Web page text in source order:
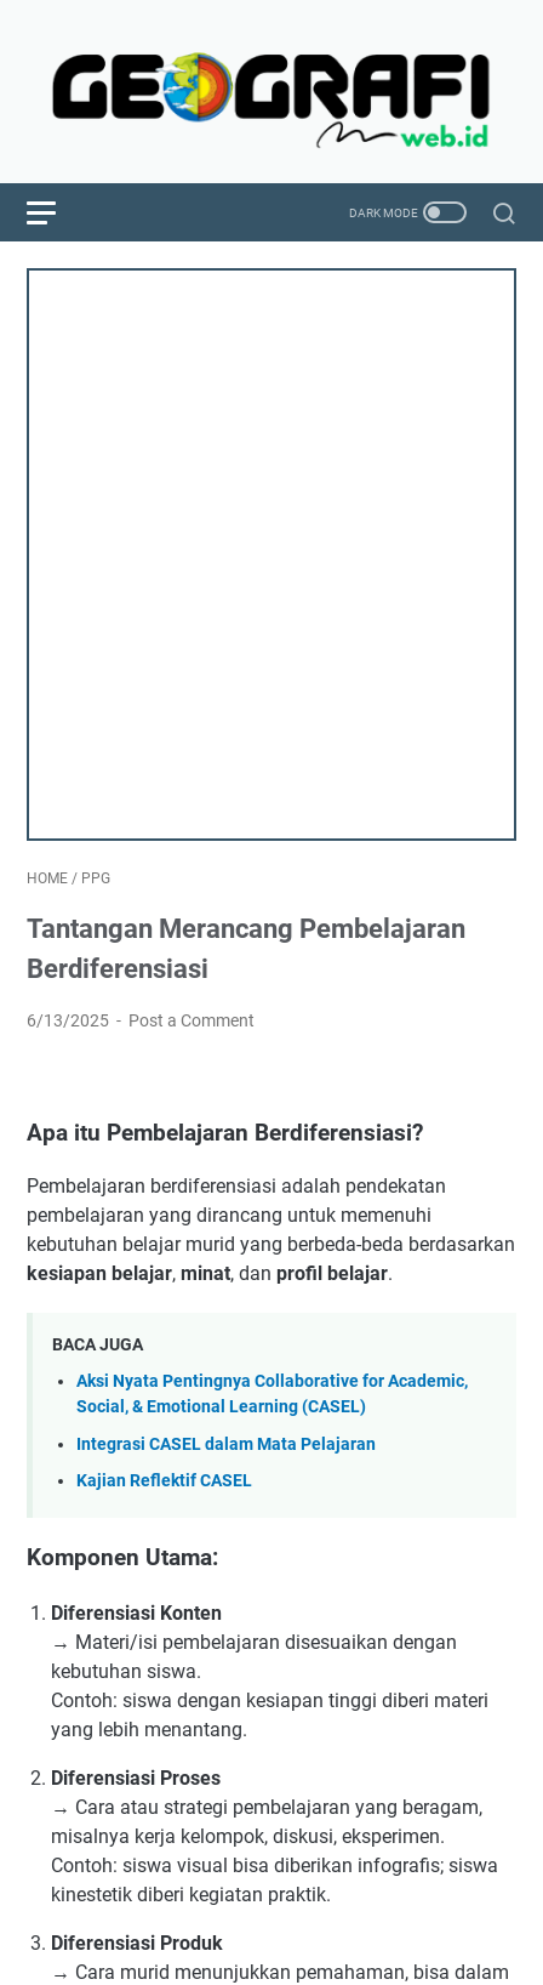
HOME / PPG
Tantangan Merancang Pembelajaran
Berdiferensiasi
6/13/2025 Post a Comment
Apa itu Pembelajaran Berdiferensiasi?
Pembelajaran berdiferensiasi adalah pendekatan
pembelajaran yang dirancang untuk memenuhi
kebutuhan belajar murid yang berbeda-beda berdasarkan
kesiapan belajar, minat, dan profil belajar.
BACA JUGA
Aksi Nyata Pentingnya Collaborative for Academic,
Social, & Emotional Learning (CASEL)
Integrasi CASEL dalam Mata Pelajaran
Kajian Reflektif CASEL
Komponen Utama:
Diferensiasi Konten
→ Materi/isi pembelajaran disesuaikan dengan
kebutuhan siswa.
Contoh: siswa dengan kesiapan tinggi diberi materi
yang lebih menantang.
Diferensiasi Proses
→ Cara atau strategi pembelajaran yang beragam,
misalnya kerja kelompok, diskusi, eksperimen.
Contoh: siswa visual bisa diberikan infografis; siswa
kinestetik diberi kegiatan praktik.
Diferensiasi Produk
→ Cara murid menunjukkan pemahaman, bisa dalam